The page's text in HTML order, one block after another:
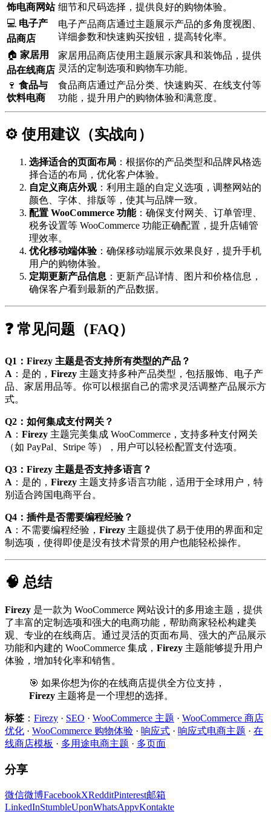
饰电商网站 细节和尺码选择，提供良好的购物体验。
💻 电子产
品商店
电子产品商店通过主题展示产品的多角度视图、
详细参数和快速购买按钮，提高转化率。
🏠 家居用
品在线商店
家居用品商店使用主题展示家具和装饰品，提供
灵活的定制选项和购物车功能。
🍷 食品与
饮料电商
食品商店通过产品分类、快速购买、在线支付等
功能，提升用户的购物体验和满意度。
⚙️ 使用建议（实战向）
选择适合的页面布局 ：根据你的产品类型和品牌风格选
择合适的布局，优化客户体验。
自定义商店外观：利用主题的自定义选项，调整网站的
颜色、字体、排版等，使其与品牌一致。
配置 WooCommerce 功能：确保支付网关、订单管理、
税务设置等 WooCommerce 功能正确配置，提升店铺管
理效率。
优化移动端体验：确保移动端展示效果良好，提升手机
用户的购物体验。
定期更新产品信息 ：更新产品详情、图片和价格信息，
确保客户看到最新的产品数据。
❓ 常见问题（FAQ）
Q1：Firezy 主题是否支持所有类型的产品？
A ：是的， Firezy 主题支持多种产品类型，包括服饰、电子产
品、家居用品等。你可以根据自己的需求灵活调整产品展示方
式。
Q2：如何集成支付网关？
A ： Firezy 主题完美集成 WooCommerce，支持多种支付网关
（如 PayPal、Stripe 等），用户可以轻松配置支付选项。
Q3：Firezy 主题是否支持多语言？
A ：是的， Firezy 主题支持多语言功能，适用于全球用户，特
别适合跨国电商平台。
Q4：插件是否需要编程经验？
A ：不需要编程经验， Firezy 主题提供了易于使用的界面和定
制选项，使得即使是没有技术背景的用户也能轻松操作。
🧠 总结
Firezy 是一款为 WooCommerce 网站设计的多用途主题，提供
了丰富的定制选项和强大的电商功能，帮助商家轻松构建美
观、专业的在线商店。通过灵活的页面布局、强大的产品展示
功能和内建的 WooCommerce 集成， Firezy 主题能够提升用户
体验，增加转化率和销售。
🎯 如果你想为你的在线商店提供全方位支持，
Firezy 主题将是一个理想的选择。
标签 ： Firezy · SEO · WooCommerce 主题 · WooCommerce 商店
优化 · WooCommerce 购物体验 · 响应式 · 响应式电商主题 · 在
线商店模板 · 多用途电商主题 · 多页面
分享
微信微博FacebookXRedditPinterest邮箱
LinkedInStumbleUponWhatsAppvKontakte